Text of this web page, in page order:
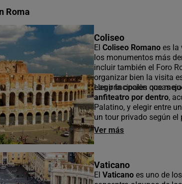
Roma
Coliseo
ElColiseo Romano es la
los monumentos más
incluir también el Foro
organizar bien la visita
elegir la opción que
Las principales cosas
anfiteatro por dentro,
Palatino, y elegir entre
un tour privado según el
Ver más
Vaticano
ElVaticano es uno de